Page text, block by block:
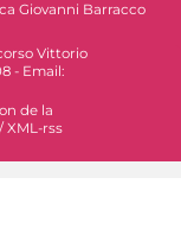
Giovanni Barracco
Vittorio
- Email:
de la
/ XML-rss